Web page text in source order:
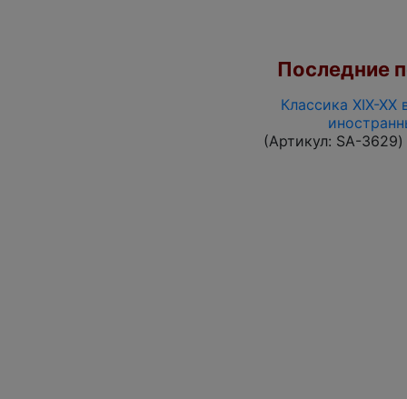
Последние
Классика XIX-
(Артикул: SA-3629)